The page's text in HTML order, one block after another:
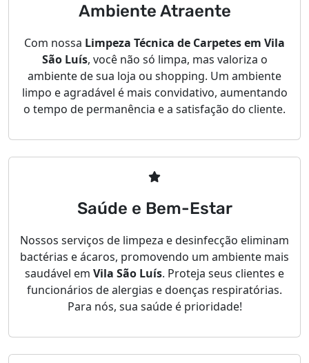
Ambiente Atraente
Com nossa Limpeza Técnica de Carpetes em Vila
São Luís, você não só limpa, mas valoriza o
ambiente de sua loja ou shopping. Um ambiente
limpo e agradável é mais convidativo, aumentando
o tempo de permanência e a satisfação do cliente.
Saúde e Bem-Estar
Nossos serviços de limpeza e desinfecção eliminam
bactérias e ácaros, promovendo um ambiente mais
saudável em Vila São Luís. Proteja seus clientes e
funcionários de alergias e doenças respiratórias.
Para nós, sua saúde é prioridade!